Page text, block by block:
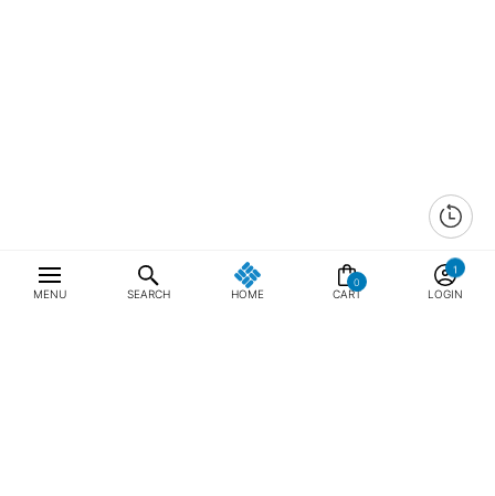
MENU SEARCH HOME
0
CART LOGIN